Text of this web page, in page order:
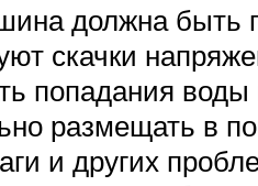
должна быть
скачки
попадания
размещать в
и других